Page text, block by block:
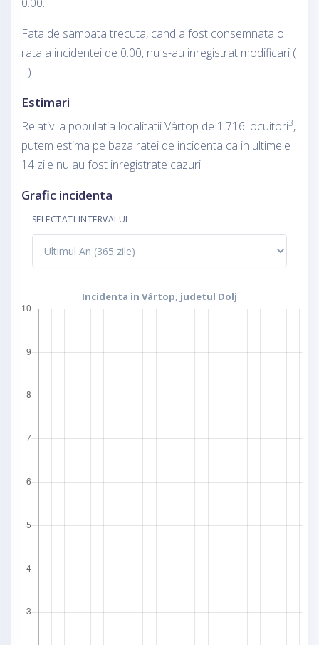
Fata de sambata trecuta, cand a fost consemnata o
rata a incidentei de 0.00, nu s-au inregistrat modificari (
- ).
Estimari
Relativ la populatia localitatii Vârtop de 1.716 locuitori3,
putem estima pe baza ratei de incidenta ca in ultimele
14 zile nu au fost inregistrate cazuri.
Grafic incidenta
SELECTATI INTERVALUL